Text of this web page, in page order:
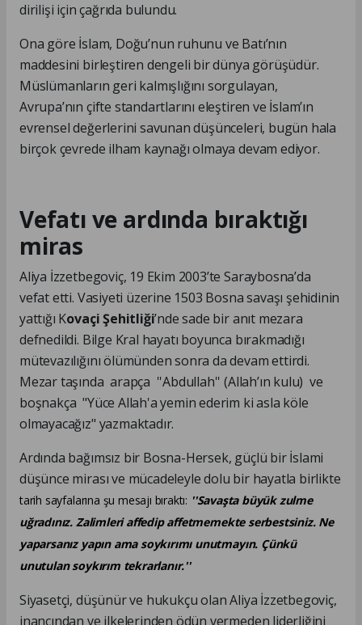
dirilişi için çağrıda bulundu.
Ona göre İslam, Doğu’nun ruhunu ve Batı’nın
maddesini birleştiren dengeli bir dünya görüşüdür.
Müslümanların geri kalmışlığını sorgulayan,
Avrupa’nın çifte standartlarını eleştiren ve İslam’ın
evrensel değerlerini savunan düşünceleri, bugün hala
birçok çevrede ilham kaynağı olmaya devam ediyor.
Vefatı ve ardında bıraktığı
miras
Aliya İzzetbegoviç, 19 Ekim 2003’te Saraybosna’da
vefat etti. Vasiyeti üzerine 1503 Bosna savaşı şehidinin
yattığı Kovaçi Şehitliği’nde sade bir anıt mezara
defnedildi. Bilge Kral hayatı boyunca bırakmadığı
mütevazılığını ölümünden sonra da devam ettirdi.
Mezar taşında arapça ''Abdullah'' (Allah’ın kulu) ve
boşnakça "Yüce Allah'a yemin ederim ki asla köle
olmayacağız" yazmaktadır.
Ardında bağımsız bir Bosna-Hersek, güçlü bir İslami
düşünce mirası ve mücadeleyle dolu bir hayatla birlikte
tarih sayfalarına şu mesajı bıraktı: ''Savaşta büyük zulme
uğradınız. Zalimleri affedip affetmemekte serbestsiniz. Ne
yaparsanız yapın ama soykırımı unutmayın. Çünkü
unutulan soykırım tekrarlanır.''
Siyasetçi, düşünür ve hukukçu olan Aliya İzzetbegoviç,
inancından ve ilkelerinden ödün vermeden liderliğini